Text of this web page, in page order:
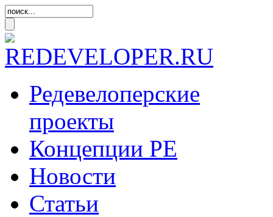
Редевелоперские
проекты
Концепции РЕ
Новости
Статьи